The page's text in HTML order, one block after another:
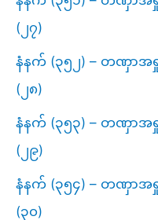
(၂၇)
နံနက် (၃၅၂) – တဏှာအရှု
(၂၈)
နံနက် (၃၅၃) – တဏှာအရှု
(၂၉)
နံနက် (၃၅၄) – တဏှာအရှု
(၃၀)